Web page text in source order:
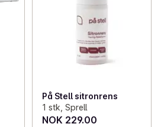
På Stell sitronrens
1 stk, Sprell
NOK 229.00